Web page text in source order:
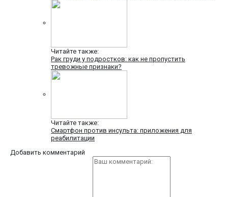
Читайте также:
Рак груди у подростков: как не пропустить
тревожные признаки?
Читайте также:
Смартфон против инсульта: приложения для
реабилитации
Добавить комментарий